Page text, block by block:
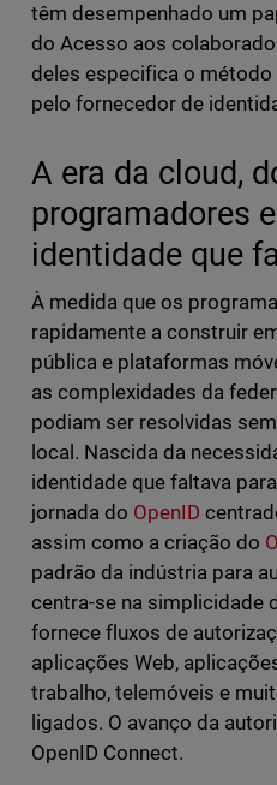
têm desempenhado um
do Acesso aos
deles especifica o
pelo fornecedor de
A era da cloud,
programadores
identidade que
À medida que os
rapidamente a construir
pública e plataformas
as complexidades da
podiam ser resolvidas
local. Nascida da
identidade que faltava
jornada do OpenID
assim como a criação do
padrão da indústria para
centra-se na simplicidade
fornece fluxos de
aplicações Web,
trabalho, telemóveis e
ligados. O avanço da
OpenID Connect.